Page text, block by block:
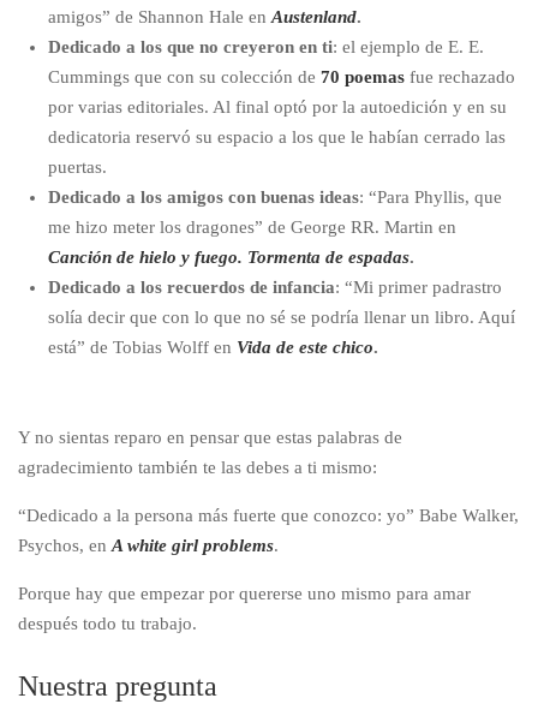
amigos” de Shannon Hale en Austenland.
Dedicado a los que no creyeron en ti: el ejemplo de E. E.
Cummings que con su colección de 70 poemas fue rechazado
por varias editoriales. Al final optó por la autoedición y en su
dedicatoria reservó su espacio a los que le habían cerrado las
puertas.
Dedicado a los amigos con buenas ideas: “Para Phyllis, que
me hizo meter los dragones” de George RR. Martin en
Canción de hielo y fuego. Tormenta de espadas.
Dedicado a los recuerdos de infancia: “Mi primer padrastro
solía decir que con lo que no sé se podría llenar un libro. Aquí
está” de Tobias Wolff en Vida de este chico.
Y no sientas reparo en pensar que estas palabras de
agradecimiento también te las debes a ti mismo:
“Dedicado a la persona más fuerte que conozco: yo” Babe Walker,
Psychos, enA white girl problems.
Porque hay que empezar por quererse uno mismo para amar
después todo tu trabajo.
Nuestra pregunta